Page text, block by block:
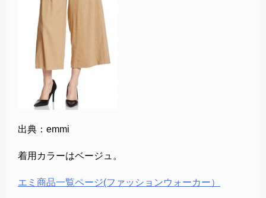
出典：emmi
着用カラーはベージュ。
エミ商品一覧ページ(ファッションウォーカー）